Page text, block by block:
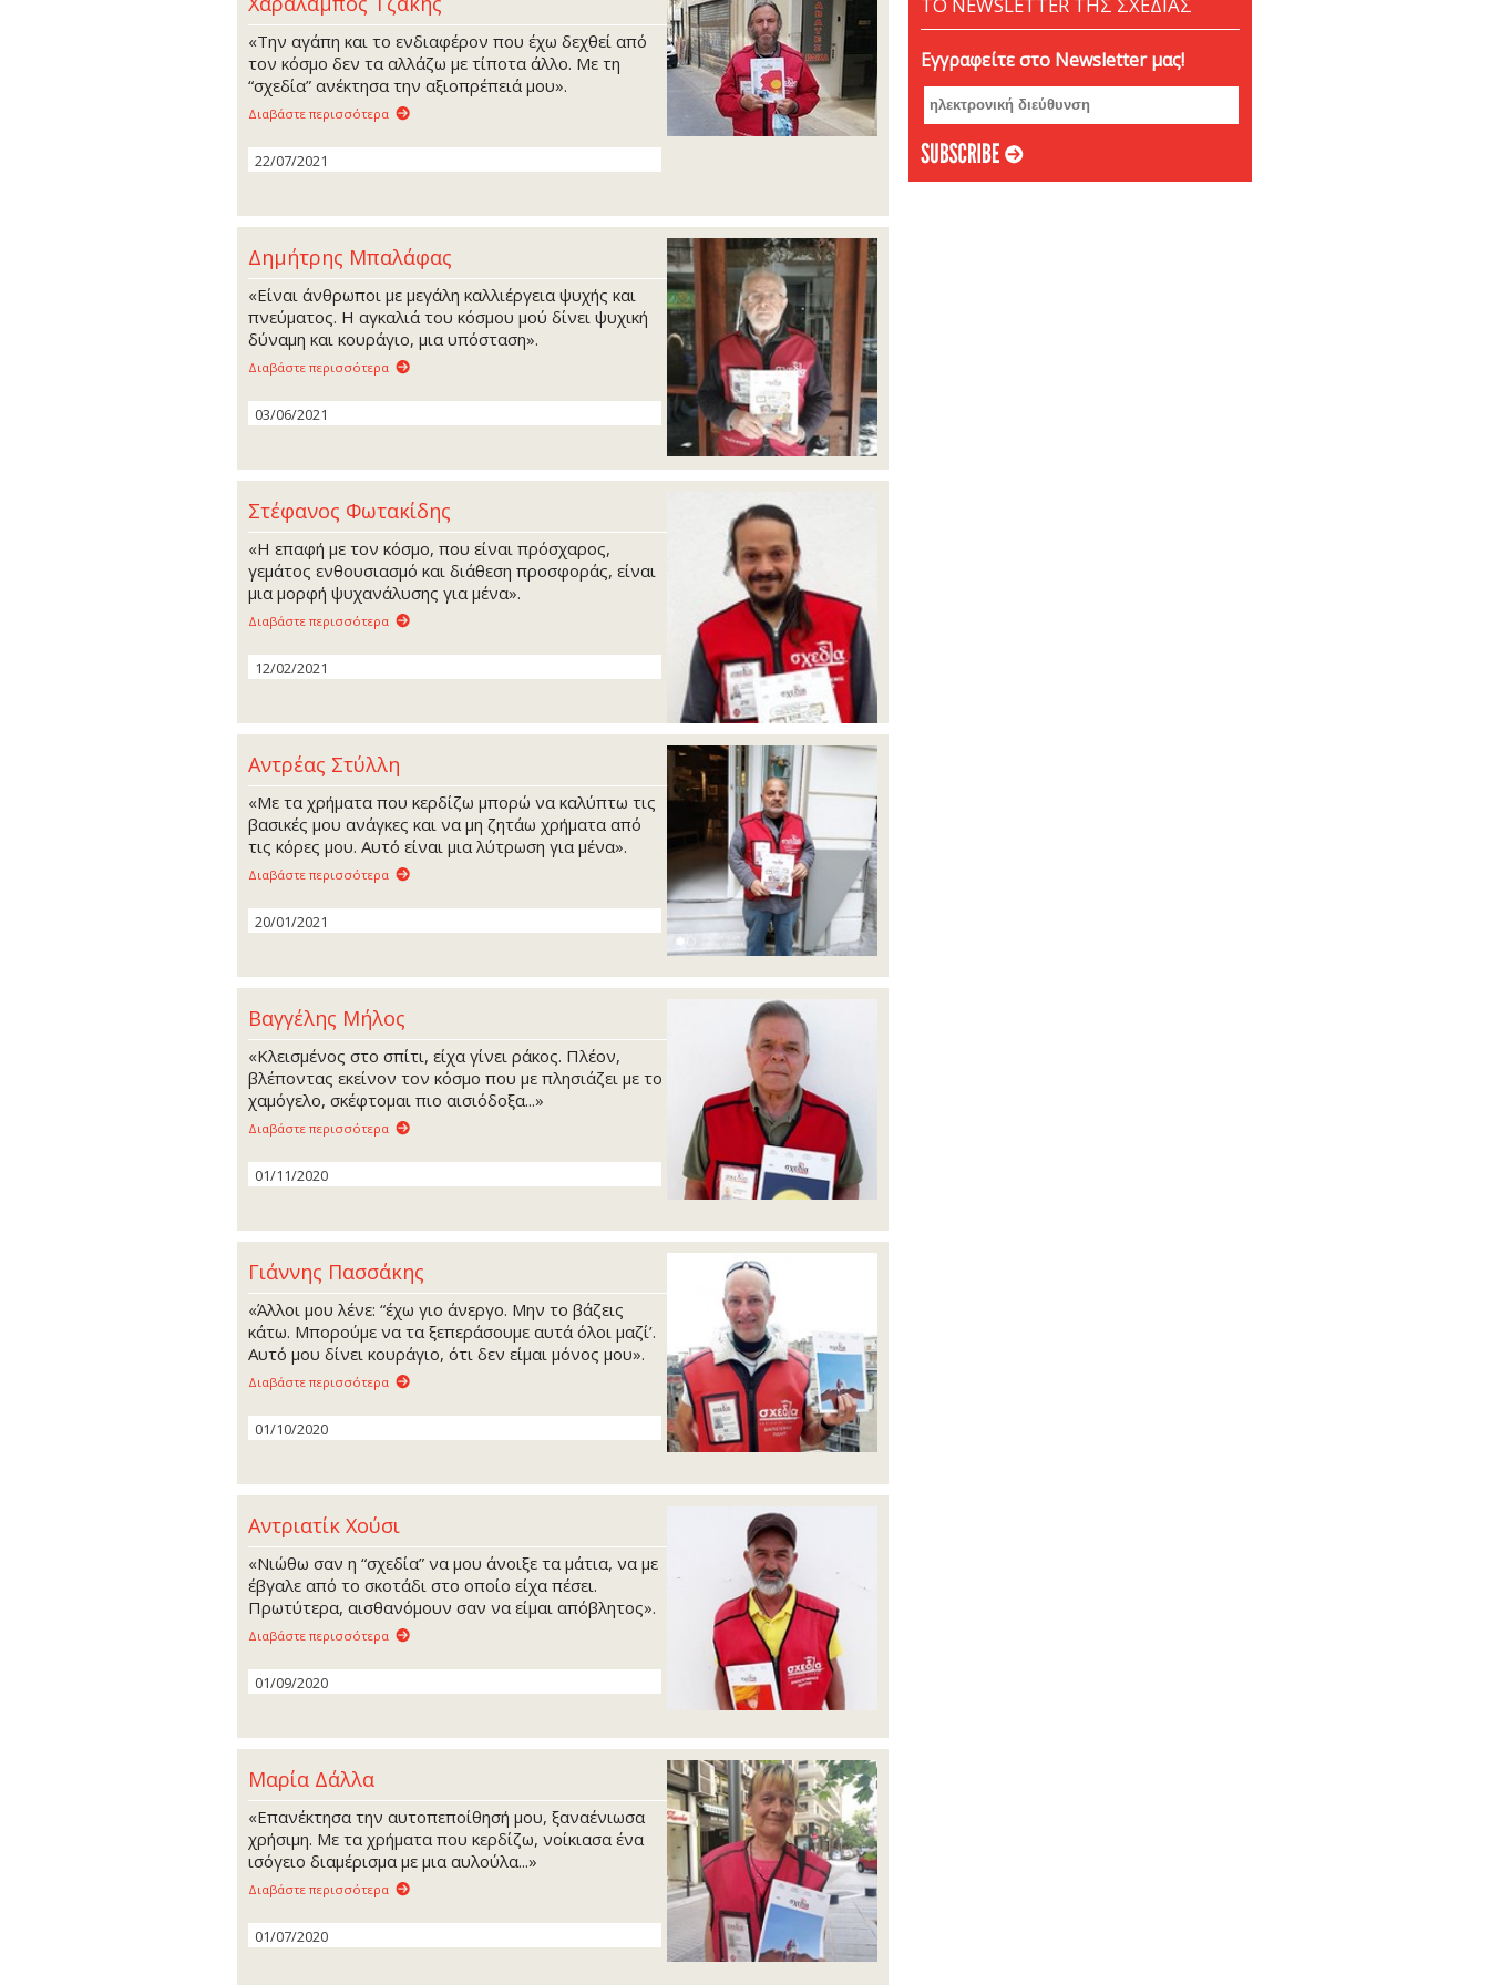
«Την αγάπη και το ενδιαφέρον που έχω δεχθεί από
τον κόσμο δεν τα αλλάζω με τίποτα άλλο. Με τη
“σχεδία” ανέκτησα την αξιοπρέπειά μου».
Διαβάστε περισσότερα
22/07/2021
Δημήτρης Μπαλάφας
«Είναι άνθρωποι με μεγάλη καλλιέργεια ψυχής και
πνεύματος. Η αγκαλιά του κόσμου μού δίνει ψυχική
δύναμη και κουράγιο, μια υπόσταση».
Διαβάστε περισσότερα
03/06/2021
Στέφανος Φωτακίδης
«Η επαφή με τον κόσμο, που είναι πρόσχαρος,
γεμάτος ενθουσιασμό και διάθεση προσφοράς, είναι
μια μορφή ψυχανάλυσης για μένα».
Διαβάστε περισσότερα
12/02/2021
Αντρέας Στύλλη
«Με τα χρήματα που κερδίζω μπορώ να καλύπτω τις
βασικές μου ανάγκες και να μη ζητάω χρήματα από
τις κόρες μου. Αυτό είναι μια λύτρωση για μένα».
Διαβάστε περισσότερα
20/01/2021
Βαγγέλης Μήλος
«Κλεισμένος στο σπίτι, είχα γίνει ράκος. Πλέον,
βλέποντας εκείνον τον κόσμο που με πλησιάζει με το
χαμόγελο, σκέφτομαι πιο αισιόδοξα...»
Διαβάστε περισσότερα
01/11/2020
Γιάννης Πασσάκης
«Άλλοι μου λένε: “έχω γιο άνεργο. Μην το βάζεις
κάτω. Μπορούμε να τα ξεπεράσουμε αυτά όλοι μαζί’.
Αυτό μου δίνει κουράγιο, ότι δεν είμαι μόνος μου».
Διαβάστε περισσότερα
01/10/2020
Αντριατίκ Χούσι
«Νιώθω σαν η “σχεδία” να μου άνοιξε τα μάτια, να με
έβγαλε από το σκοτάδι στο οποίο είχα πέσει.
Πρωτύτερα, αισθανόμουν σαν να είμαι απόβλητος».
Διαβάστε περισσότερα
01/09/2020
Μαρία Δάλλα
«Επανέκτησα την αυτοπεποίθησή μου, ξαναένιωσα
χρήσιμη. Με τα χρήματα που κερδίζω, νοίκιασα ένα
ισόγειο διαμέρισμα με μια αυλούλα...»
Διαβάστε περισσότερα
01/07/2020
Εγγραφείτε στο Newsletter μας!